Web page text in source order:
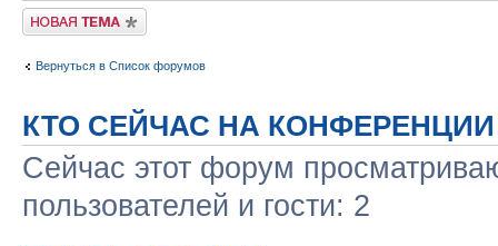
Новая тема
Вернуться в Список форумов
КТО СЕЙЧАС НА КОНФЕРЕНЦИИ
Сейчас этот форум
пользователей и гости: 2